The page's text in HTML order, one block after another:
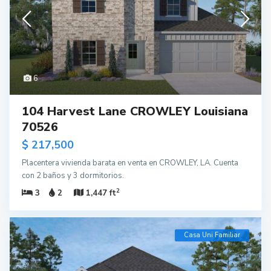
6
104 Harvest Lane CROWLEY Louisiana
70526
$ 217,500
Placentera vivienda barata en venta en CROWLEY, LA. Cuenta
con 2 baños y 3 dormitorios.
3
2 1,447 ft2
Casa Uni Familiar